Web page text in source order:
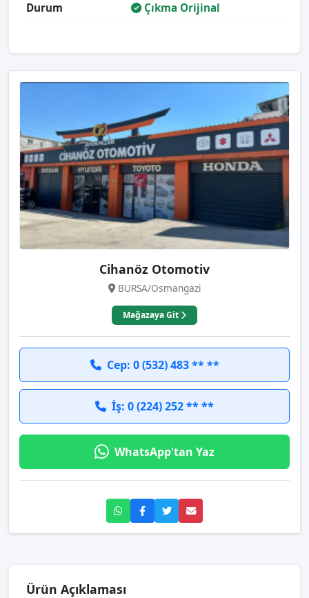
Durum Çıkma Orijinal
Cihanöz Otomotiv
BURSA/Osmangazi
Mağazaya Git
Cep: 0 (532) 483 ** **
İş: 0 (224) 252 ** **
WhatsApp'tan Yaz
Ürün Açıklaması